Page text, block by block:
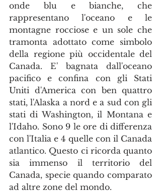
onde blu e bianche, che
rappresentano l'oceano e le
montagne rocciose e un sole che
tramonta adottato come simbolo
della regione più occidentale del
Canada. E' bagnata dall'oceano
pacifico e confina con gli Stati
Uniti d'America con ben quattro
stati, l'Alaska a nord e a sud con gli
stati di Washington, il Montana e
l'Idaho. Sono 9 le ore di differenza
con l'Italia e 4 quelle con il Canada
atlantico. Questo ci ricorda quanto
sia immenso il territorio del
Canada, specie quando comparato
ad altre zone del mondo.